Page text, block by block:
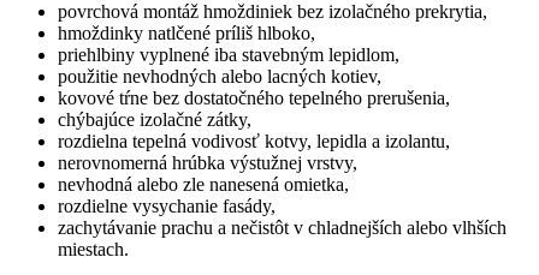
povrchová montáž hmoždiniek bez izolačného prekrytia,
hmoždinky natlčené príliš hlboko,
priehlbiny vyplnené iba stavebným lepidlom,
použitie nevhodných alebo lacných kotiev,
kovové tŕne bez dostatočného tepelného prerušenia,
chýbajúce izolačné zátky,
rozdielna tepelná vodivosť kotvy, lepidla a izolantu,
nerovnomerná hrúbka výstužnej vrstvy,
nevhodná alebo zle nanesená omietka,
rozdielne vysychanie fasády,
zachytávanie prachu a nečistôt v chladnejších alebo vlhších
miestach.